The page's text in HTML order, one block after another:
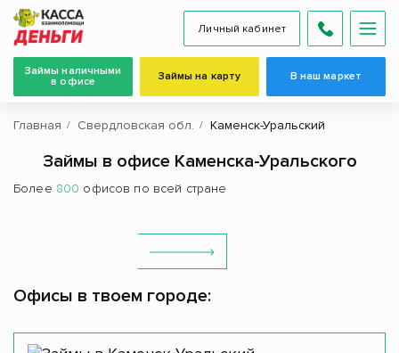
Личный кабинет
Займы наличными
в офисе
Займы на карту В наш маркет
Главная Свердловская обл. Каменск-Уральский
Займы в офисе Каменска-Уральского
Более 800 офисов по всей стране
Офисы в твоем городе: